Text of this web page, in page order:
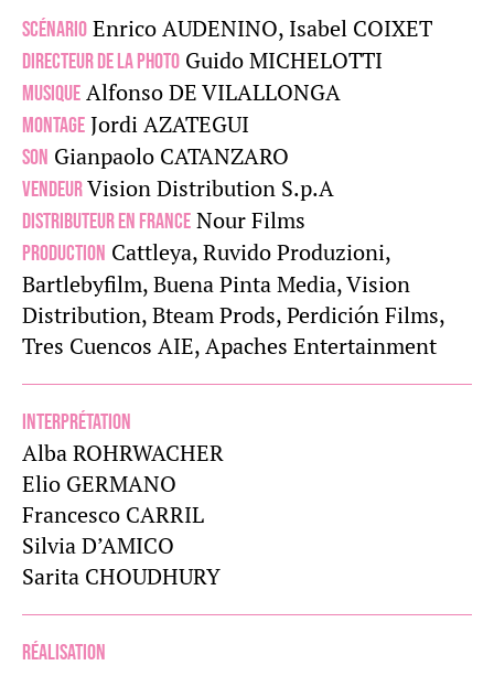
Scénario Enrico AUDENINO, Isabel COIXET
Directeur de la photo Guido MICHELOTTI
Musique Alfonso DE VILALLONGA
Montage Jordi AZATEGUI
Son Gianpaolo CATANZARO
VendeurVision Distribution S.p.A
Distributeur en France Nour Films
Production Cattleya, Ruvido Produzioni,
Bartlebyfilm, Buena Pinta Media, Vision
Distribution, Bteam Prods, Perdición Films,
Tres Cuencos AIE, Apaches Entertainment
Interprétation
Alba ROHRWACHER
Elio GERMANO
Francesco CARRIL
Silvia D’AMICO
Sarita CHOUDHURY
Réalisation